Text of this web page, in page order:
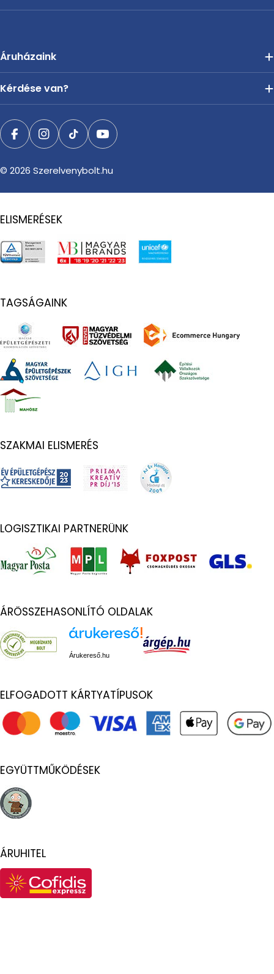
Áruházaink
Kérdése van?
FacebookInstagram
TikTokYouTube
© 2026 Szerelvenybolt.hu
ELISMERÉSEK
TAGSÁGAINK
SZAKMAI ELISMERÉS
LOGISZTIKAI PARTNERÜNK
ÁRÖSSZEHASONLÍTÓ OLDALAK
Árukereső.hu
ELFOGADOTT KÁRTYATÍPUSOK
EGYÜTTMŰKÖDÉSEK
ÁRUHITEL